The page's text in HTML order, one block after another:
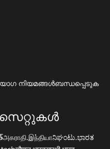
നിയമങ്ങൾബന്ധപ്പെടുക
அகராதி.இந்தியாನಿಘಂಟು.ಭಾರತ